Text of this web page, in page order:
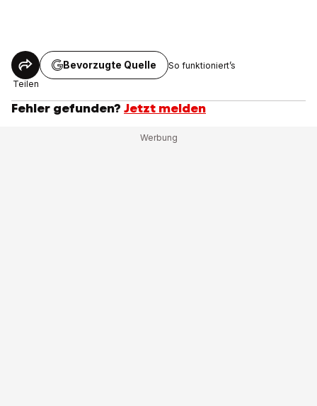
Teilen
Bevorzugte Quelle So funktioniert’s
Fehler gefunden? Jetzt melden